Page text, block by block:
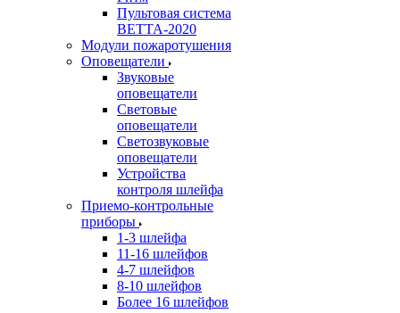
Пультовая система
ВЕТТА-2020
Модули пожаротушения
Оповещатели
Звуковые
оповещатели
Световые
оповещатели
Светозвуковые
оповещатели
Устройства
контроля шлейфа
Приемо-контрольные
приборы
1-3 шлейфа
11-16 шлейфов
4-7 шлейфов
8-10 шлейфов
Более 16 шлейфов